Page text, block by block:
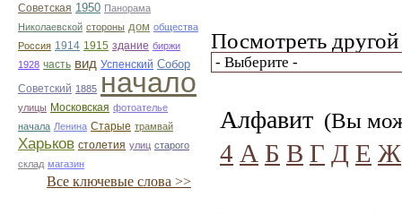
Советская 1950 Панорама
Николаевской стороны дом общества
Россия 1914 1915 здание биржи
1928 часть вид Успенский Собор
Советский 1885 начало
улицы Московская фотоателье
начала Ленина Старые трамвай
Харьков столетия улиц старого
склад магазин
Все ключевые слова >>
Посмотреть
Алфавит (Вы
4 А Б В Г Д Е Ж